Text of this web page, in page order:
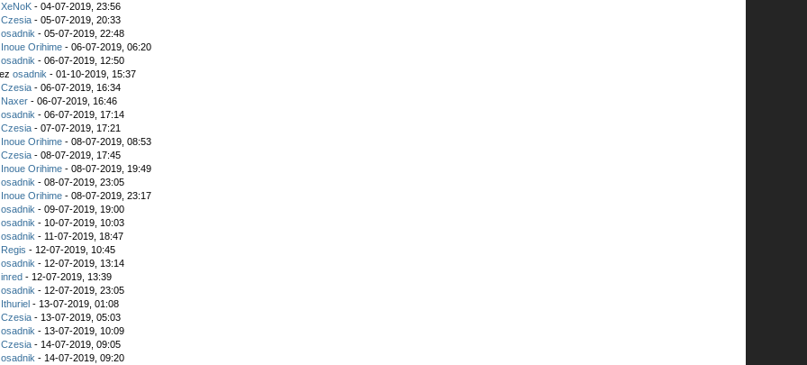
XeNoK - 04-07-2019, 23:56
Czesia - 05-07-2019, 20:33
osadnik - 05-07-2019, 22:48
Inoue Orihime - 06-07-2019, 06:20
osadnik - 06-07-2019, 12:50
osadnik - 01-10-2019, 15:37
Czesia - 06-07-2019, 16:34
Naxer - 06-07-2019, 16:46
osadnik - 06-07-2019, 17:14
Czesia - 07-07-2019, 17:21
Inoue Orihime - 08-07-2019, 08:53
Czesia - 08-07-2019, 17:45
Inoue Orihime - 08-07-2019, 19:49
osadnik - 08-07-2019, 23:05
Inoue Orihime - 08-07-2019, 23:17
osadnik - 09-07-2019, 19:00
osadnik - 10-07-2019, 10:03
osadnik - 11-07-2019, 18:47
Regis - 12-07-2019, 10:45
osadnik - 12-07-2019, 13:14
inred - 12-07-2019, 13:39
osadnik - 12-07-2019, 23:05
Ithuriel - 13-07-2019, 01:08
Czesia - 13-07-2019, 05:03
osadnik - 13-07-2019, 10:09
Czesia - 14-07-2019, 09:05
osadnik - 14-07-2019, 09:20